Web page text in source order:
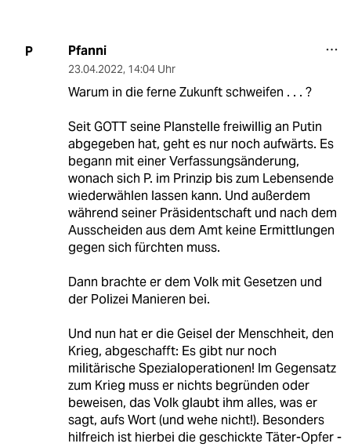
P Pfanni
23.04.2022, 14:04 Uhr
Warum in die ferne Zukunft schweifen . . . ?
Seit GOTT seine Planstelle freiwillig an Putin
abgegeben hat, geht es nur noch aufwärts. Es
begann mit einer Verfassungsänderung,
wonach sich P. im Prinzip bis zum Lebensende
wiederwählen lassen kann. Und außerdem
während seiner Präsidentschaft und nach dem
Ausscheiden aus dem Amt keine Ermittlungen
gegen sich fürchten muss.
Dann brachte er dem Volk mit Gesetzen und
der Polizei Manieren bei.
Und nun hat er die Geisel der Menschheit, den
Krieg, abgeschafft: Es gibt nur noch
militärische Spezialoperationen! Im Gegensatz
zum Krieg muss er nichts begründen oder
beweisen, das Volk glaubt ihm alles, was er
sagt, aufs Wort (und wehe nicht!). Besonders
hilfreich ist hierbei die geschickte Täter-Opfer -